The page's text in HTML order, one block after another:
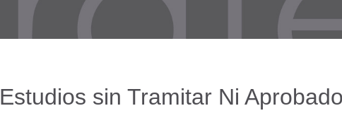
Estudios sin Tramitar Ni